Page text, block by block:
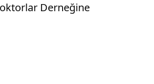
Derneğine